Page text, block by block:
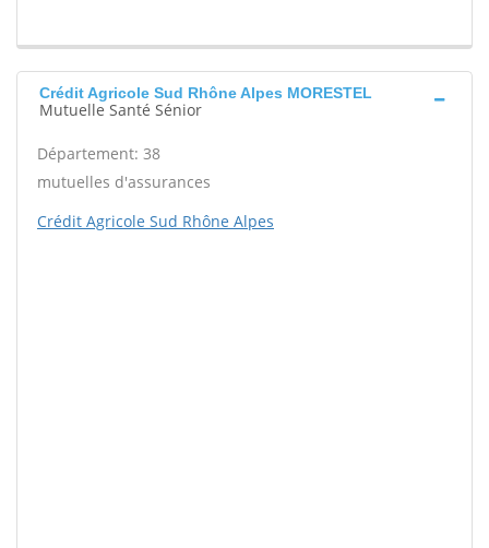
Crédit Agricole Sud Rhône Alpes MORESTEL
Mutuelle Santé Sénior
Département: 38
mutuelles d'assurances
Crédit Agricole Sud Rhône Alpes